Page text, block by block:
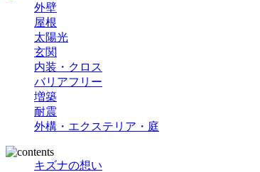
外壁
屋根
太陽光
玄関
内装・クロス
バリアフリー
増築
耐震
外構・エクステリア・庭
キズナの想い